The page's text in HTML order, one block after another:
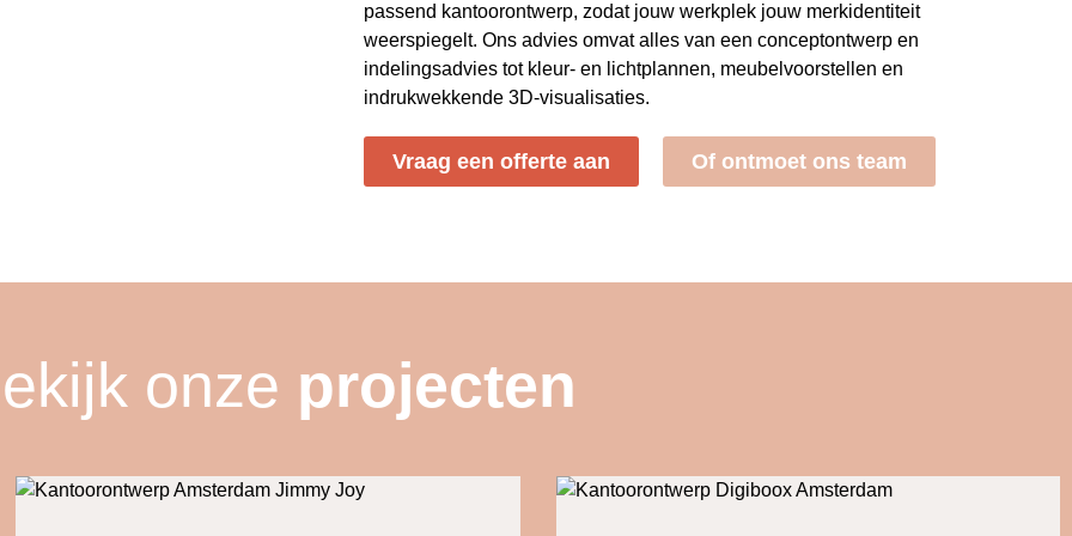
passend kantoorontwerp, zodat jouw werkplek jouw merkidentiteit
weerspiegelt. Ons advies omvat alles van een conceptontwerp en
indelingsadvies tot kleur- en lichtplannen, meubelvoorstellen en
indrukwekkende 3D-visualisaties.
Vraag een offerte aan Of ontmoet ons team
onze projecten